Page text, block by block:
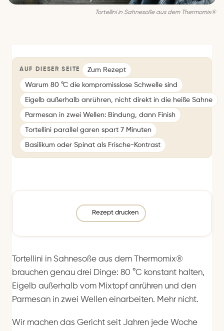
Tor­tel­li­ni in Sah­ne­so­ße aus dem Thermomix®
AUF DIESER SEITE Zum Rezept
Warum 80 °C die kompromisslose Schwelle sind
Eigelb außerhalb anrühren, nicht direkt in die heiße Sahne
Parmesan in zwei Wellen: Bindung, dann Finish
Tortellini parallel garen spart 7 Minuten
Basilikum oder Spinat als Frische-Kontrast
Rezept drucken
Tortellini in Sahnesoße aus dem Thermomix®
brauchen genau drei Dinge: 80 °C konstant halten,
Eigelb außerhalb vom Mixtopf anrühren und den
Parmesan in zwei Wellen einarbeiten. Mehr nicht.
Wir machen das Gericht seit Jahren jede Woche